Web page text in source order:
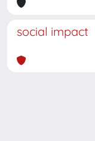
social impact